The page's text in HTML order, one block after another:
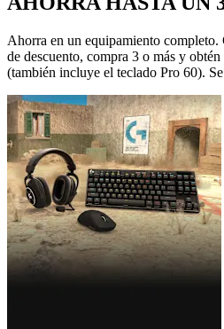
Ahorra en un equipamiento
de descuento, compra 3 o más y
(también incluye el teclado Pro 60).